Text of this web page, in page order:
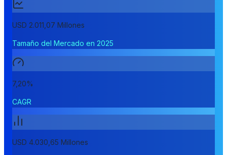
USD 2.011,07 Millones
Tamaño del Mercado en 2025
7,20%
CAGR
USD 4.030,65 Millones